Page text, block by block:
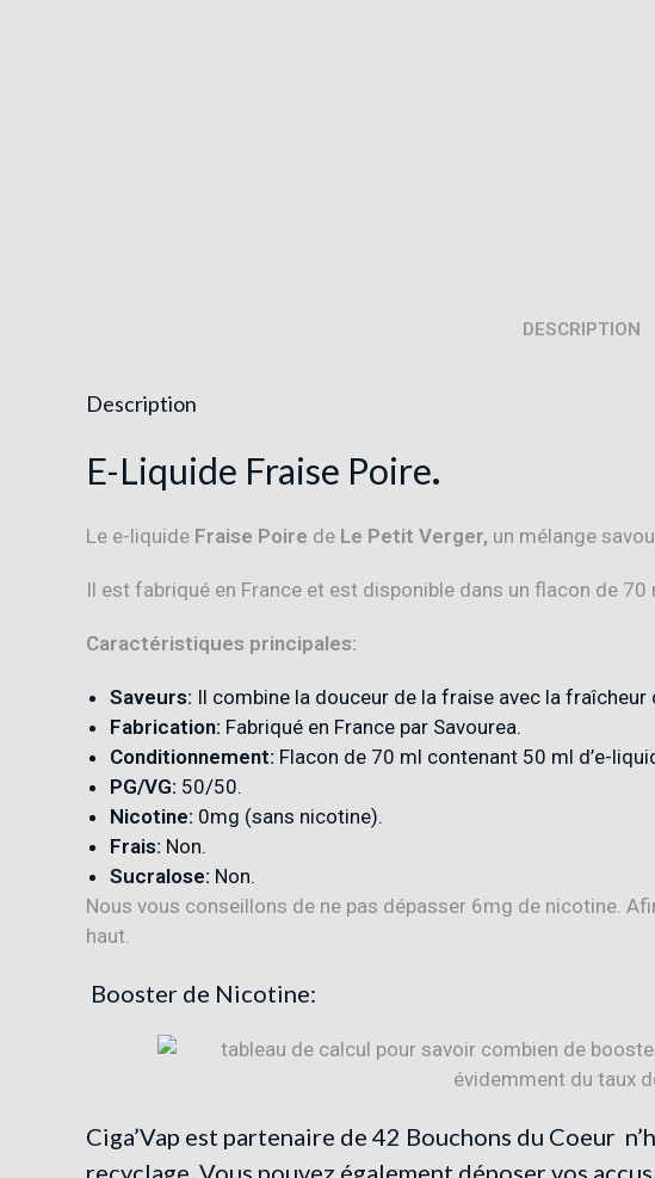
DESCRIPTION
Description
E-Liquide Fraise Poire.
Le e-liquide Fraise Poire de Le Petit Verger, un mélange
Il est fabriqué en France et est disponible dans un flacon de
Caractéristiques principales:
Saveurs: Il combine la douceur de la fraise avec la
Fabrication: Fabriqué en France par Savourea.
Conditionnement: Flacon de 70 ml contenant 50 ml d’e-
PG/VG: 50/50.
Nicotine: 0mg (sans nicotine).
Frais: Non.
Sucralose: Non.
Nous vous conseillons de ne pas dépasser 6mg de nicotine.
haut.
Booster de Nicotine:
Ciga’Vap est partenaire de 42 Bouchons du Coeur
recyclage. Vous pouvez également déposer vos accus